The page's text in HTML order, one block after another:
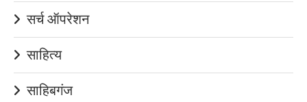
सर्च ऑपरेशन
साहित्य
साहिबगंज